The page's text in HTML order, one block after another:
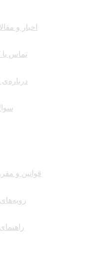
اخبار و
تماس با
درباره‌ی
قوانین و
رویه‌های